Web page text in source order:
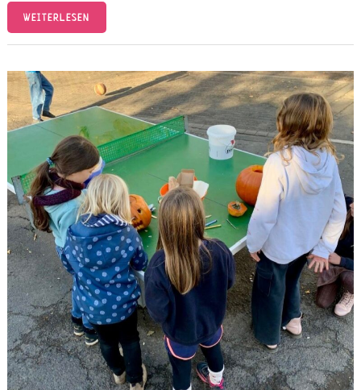
WEITERLESEN
OGS-
PROJEKTSTART
AN
DER
HAK